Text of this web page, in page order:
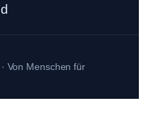
Von Menschen für